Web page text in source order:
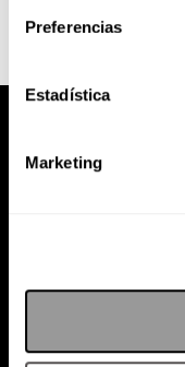
Preferencias
Estadística
Marketing
PODCAST